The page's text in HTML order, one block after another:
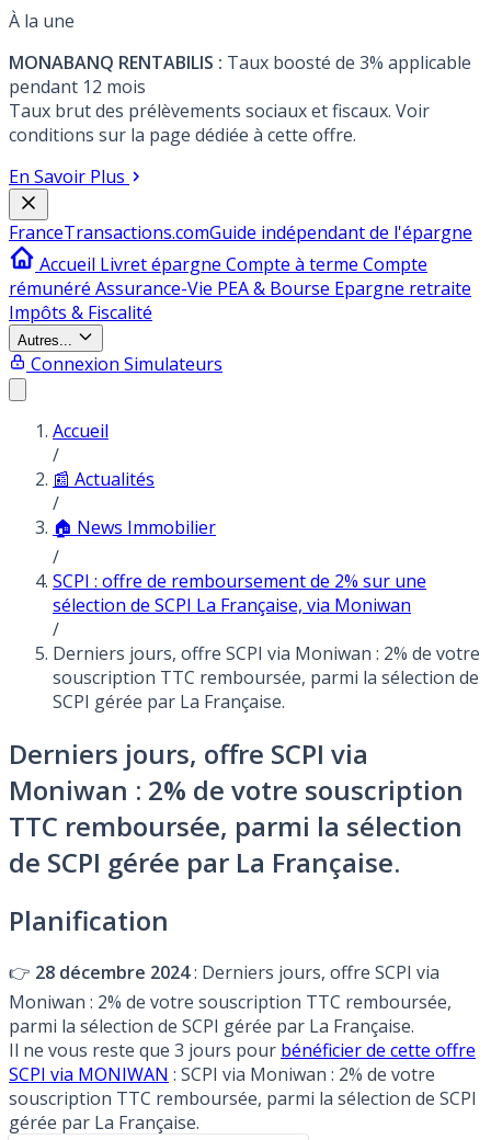
À la une
MONABANQ RENTABILIS : Taux boosté de 3% applicable
pendant 12 mois
Taux brut des prélèvements sociaux et fiscaux. Voir
conditions sur la page dédiée à cette offre.
En Savoir Plus
FranceTransactions.comGuide indépendant de l'épargne
Accueil Livret épargne Compte à terme Compte
rémunéré Assurance-Vie PEA & Bourse Epargne retraite
Impôts & Fiscalité
Autres...
Connexion Simulateurs
Accueil
/
📰 Actualités
/
🏠 News Immobilier
/
SCPI : offre de remboursement de 2% sur une
sélection de SCPI La Française, via Moniwan
/
Derniers jours, offre SCPI via Moniwan : 2% de votre
souscription TTC remboursée, parmi la sélection de
SCPI gérée par La Française.
Derniers jours, offre SCPI via
Moniwan : 2% de votre souscription
TTC remboursée, parmi la sélection
de SCPI gérée par La Française.
Planification
👉 28 décembre 2024: Derniers jours, offre SCPI via
Moniwan : 2% de votre souscription TTC remboursée,
parmi la sélection de SCPI gérée par La Française.
Il ne vous reste que 3 jours pour bénéficier de cette offre
SCPI via MONIWAN : SCPI via Moniwan : 2% de votre
souscription TTC remboursée, parmi la sélection de SCPI
gérée par La Française.